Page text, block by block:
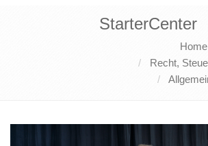
StarterCenter
Home
Recht,